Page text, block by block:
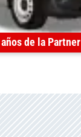
de la Partner